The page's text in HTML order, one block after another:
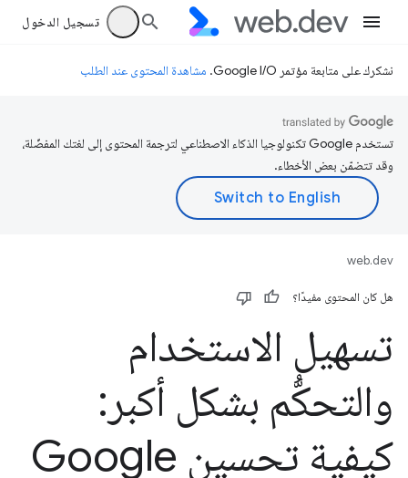
تسجيل الدخول
نشكرك على متابعة مؤتمر Google I/O. مشاهدة المحتوى عند الطلب
تستخدم Google تكنولوجيا الذكاء الاصطناعي لترجمة المحتوى إلى لغتك المفضّلة،
وقد تتضمّن بعض الأخطاء.
web.dev
هل كان المحتوى مفيدًا؟
تسهيل الاستخدام
والتحكُّم بشكل أكبر:
كيفية تحسين Google